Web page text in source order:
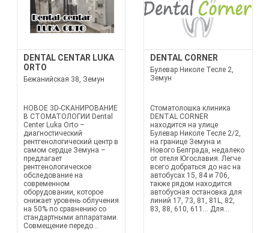
DENTAL CENTAR LUKA
ORTO
Бежанийская 38, Земун
НОВОЕ 3D-СКАНИРОВАНИЕ
В СТОМАТОЛОГИИ Dental
Center Luka Orto –
диагностический
рентгенологический центр в
самом сердце Земуна –
предлагает
рентгенологическое
обследование на
современном
оборудовании, которое
снижает уровень облучения
на 50% по сравнению со
стандартными аппаратами.
Совмещение передо...
DENTAL CORNER
Булевар Николе Тесле 2,
Земун
Стоматолошка клиника
DENTAL CORNER
находится на улице
Булевар Николе Тесле 2/2,
на границе Земуна и
Нового Белграда, недалеко
от отеля Югославия. Легче
всего добраться до нас на
автобусах 15, 84 и 706,
также рядом находится
автобусная остановка для
линий 17, 73, 81, 81L, 82,
83, 88, 610, 611... Для...